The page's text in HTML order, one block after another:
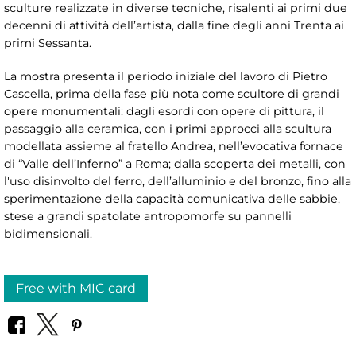
sculture realizzate in diverse tecniche, risalenti ai primi due
decenni di attività dell’artista, dalla fine degli anni Trenta ai
primi Sessanta.
La mostra presenta il periodo iniziale del lavoro di Pietro
Cascella, prima della fase più nota come scultore di grandi
opere monumentali: dagli esordi con opere di pittura, il
passaggio alla ceramica, con i primi approcci alla scultura
modellata assieme al fratello Andrea, nell’evocativa fornace
di “Valle dell’Inferno” a Roma; dalla scoperta dei metalli, con
l'uso disinvolto del ferro, dell’alluminio e del bronzo, fino alla
sperimentazione della capacità comunicativa delle sabbie,
stese a grandi spatolate antropomorfe su pannelli
bidimensionali.
Free with MIC card